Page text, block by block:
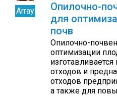
Array
Опилочно-
для
почв
Опилочно-
оптимизации
отходов и
отходов
а также для